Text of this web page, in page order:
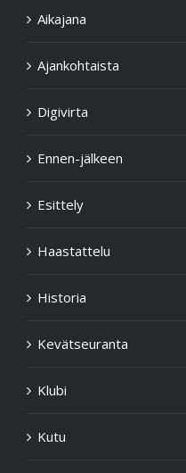
Aikajana
Ajankohtaista
Digivirta
Ennen-jälkeen
Esittely
Haastattelu
Historia
Kevätseuranta
Klubi
Kutu